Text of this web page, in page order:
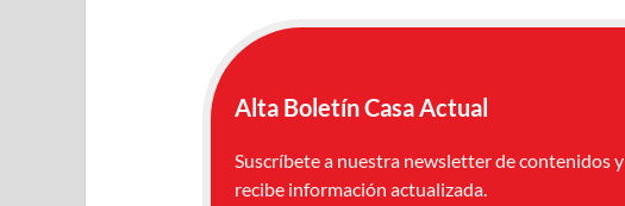
Alta Boletín Casa Actual
Suscríbete a nuestra newsletter de contenidos y
recibe información actualizada.